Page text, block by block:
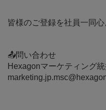
皆様のご登録を社員一同
📤問い合わせ
Hexagonマーケティング